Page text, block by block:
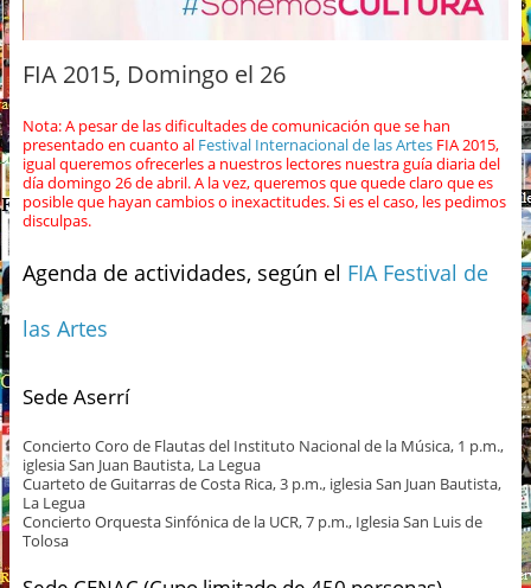
FIA 2015, Domingo el 26
Nota: A pesar de las dificultades de comunicación que se han
presentado en cuanto al Festival Internacional de las Artes FIA 2015,
igual queremos ofrecerles a nuestros lectores nuestra guía diaria del
día domingo 26 de abril. A la vez, queremos que quede claro que es
posible que hayan cambios o inexactitudes. Si es el caso, les pedimos
disculpas.
Agenda de actividades, según el FIA Festival de
las Artes
Sede Aserrí
Concierto Coro de Flautas del Instituto Nacional de la Música, 1 p.m.,
iglesia San Juan Bautista, La Legua
Cuarteto de Guitarras de Costa Rica, 3 p.m., iglesia San Juan Bautista,
La Legua
Concierto Orquesta Sinfónica de la UCR, 7 p.m., Iglesia San Luis de
Tolosa